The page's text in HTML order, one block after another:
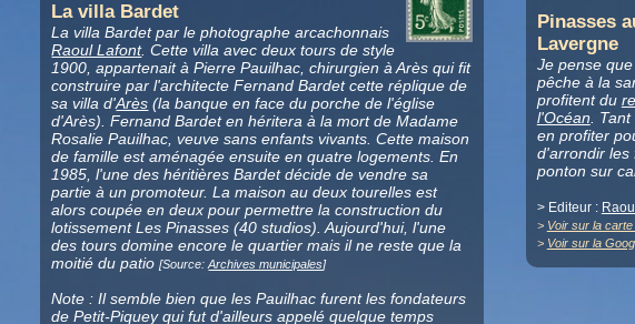
La villa Bardet
La villa Bardet par le photographe arcachonnais
Raoul Lafont. Cette villa avec deux tours de style
1900, appartenait à Pierre Pauilhac, chirurgien à Arès qui fit
construire par l'architecte Fernand Bardet cette réplique de
sa villa d'Arès (la banque en face du porche de l'église
d'Arès). Fernand Bardet en héritera à la mort de Madame
Rosalie Pauilhac, veuve sans enfants vivants. Cette maison
de famille est aménagée ensuite en quatre logements. En
1985, l'une des héritières Bardet décide de vendre sa
partie à un promoteur. La maison au deux tourelles est
alors coupée en deux pour permettre la construction du
lotissement Les Pinasses (40 studios). Aujourd'hui, l'une
des tours domine encore le quartier mais il ne reste que la
moitié du patio[Source:Archives municipales]
Note : Il semble bien que les Pauilhac furent les fondateurs
de Petit-Piquey qui fut d'ailleurs appelé quelque temps
Pinasses
Lavergne
Je pense
pêche à la
profitent du
l'Océan. Tant
en profiter
d'arrondir les
ponton sur
> Editeur :
> Voir sur la
> Voir sur la